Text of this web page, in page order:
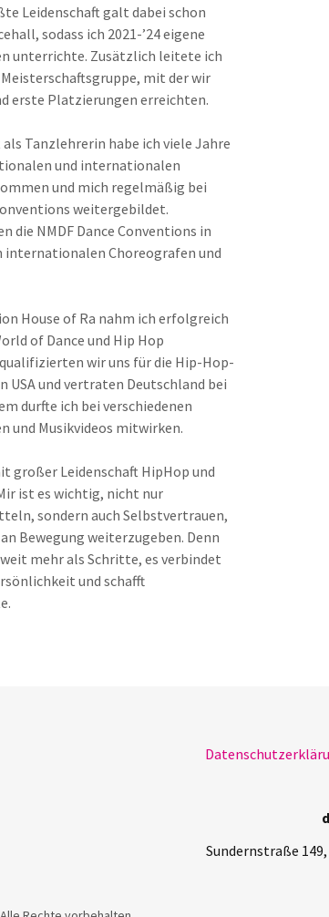
Leidenschaft galt dabei schon
sodass ich 2021-’24 eigene
unterrichte. Zusätzlich leitete ich
mit der wir
erste Platzierungen erreichten.
Tanzlehrerin habe ich viele Jahre
und internationalen
und mich regelmäßig bei
weitergebildet.
die NMDF Dance Conventions in
internationalen Choreografen und
House of Ra nahm ich erfolgreich
of Dance und Hip Hop
wir uns für die Hip-Hop-
USA und vertraten Deutschland bei
durfte ich bei verschiedenen
und Musikvideos mitwirken.
großer Leidenschaft HipHop und
ist es wichtig, nicht nur
sondern auch Selbstvertrauen,
Bewegung weiterzugeben. Denn
mehr als Schritte, es verbindet
und schafft
Sundernstraße